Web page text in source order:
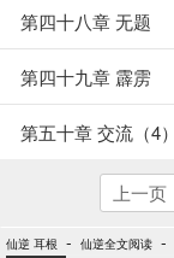
第四十八章 无题
第四十九章 霹雳
第五十章 交流（4）
上一页
仙逆 耳根 - 仙逆全文阅读 -